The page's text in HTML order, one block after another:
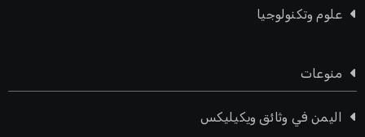
علوم وتكنولوجيا
منوعات
اليمن في وثائق ويكيليكس